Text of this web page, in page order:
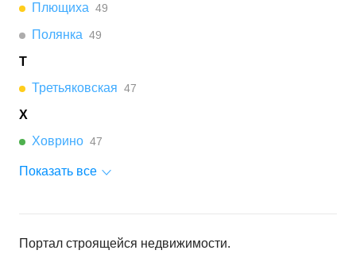
Плющиха 49
Полянка 49
Т
Третьяковская 47
Х
Ховрино 47
Показать все
Портал строящейся недвижимости.